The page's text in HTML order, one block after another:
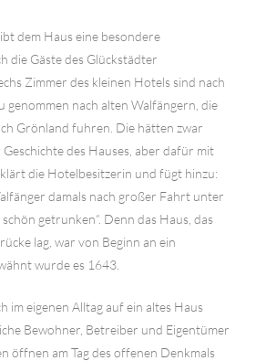
dem Haus eine besondere
die Gäste des Glückstädter
Zimmer des kleinen Hotels sind nach
genommen nach alten Walfängern, die
Grönland fuhren. Die hätten zwar
des Hauses, aber dafür mit
die Hotelbesitzerin und fügt hinzu:
damals nach großer Fahrt unter
getrunken“. Denn das Haus, das
lag, war von Beginn an ein
wurde es 1643.
im eigenen Alltag auf ein altes Haus
Bewohner, Betreiber und Eigentümer
öffnen am Tag des offenen Denkmals